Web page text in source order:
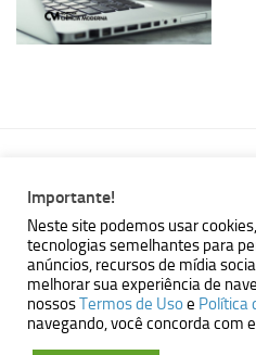
MBallem | Programando com
Powered by - Designed
Importante!
Neste site podemos usar
tecnologias semelhantes para
anúncios, recursos de mídia
melhorar sua experiência de
nossosTermos de Usoe Política
navegando, você concorda com